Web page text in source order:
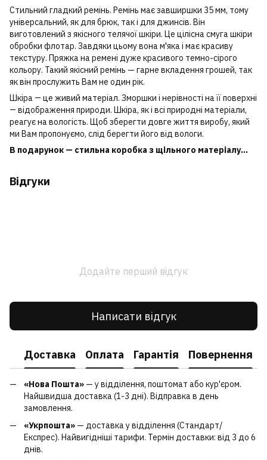
Стильний гладкий ремінь. Ремінь має завширшки 35 мм, тому
універсальний, як для брюк, так і для джинсів. Він
виготовлений з якісного телячої шкіри. Це цілісна смуга шкіри
обробки флотар. Завдяки цьому вона м'яка і має красиву
текстуру. Пряжка на ремені дуже красивого темно-сірого
кольору. Такий якісний ремінь — гарне вкладення грошей, так
як він прослужить Вам не один рік.
Шкіра ― це живий матеріал. Зморшки і нерівності на її поверхні
― відображення природи. Шкіра, як і всі природні матеріали,
реагує на вологість. Щоб зберегти довге життя виробу, який
ми Вам пропонуємо, слід берегти його від вологи.
В подарунок — стильна коробка з щільного матеріалу...
Відгуки
Додайте перший відгук
Написати відгук
Доставка Оплата Гарантія Повернення
«Нова Пошта» — у відділення, поштомат або кур'єром.
Найшвидша доставка (1-3 дні). Відправка в день
замовлення.
«Укрпошта» — доставка у відділення (Стандарт/
Експрес). Найвигідніші тарифи. Термін доставки: від 3 до 6
днів.